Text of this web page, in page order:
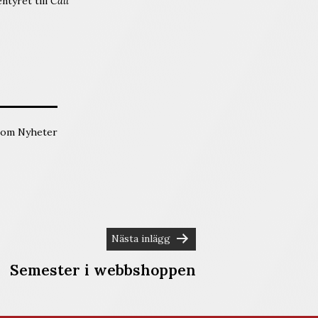
Nyheter
Nästa inlägg
Semester i webbshoppen